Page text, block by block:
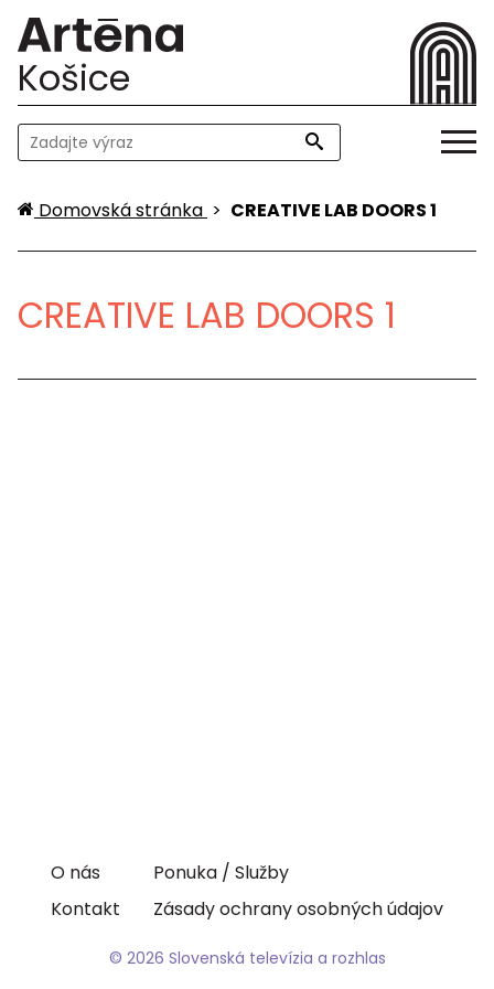
Košice
Domovská stránka > CREATIVE LAB DOORS 1
CREATIVE LAB DOORS 1
O nás
Kontakt
Ponuka / Služby
Zásady ochrany osobných údajov
© 2026 Slovenská televízia a rozhlas